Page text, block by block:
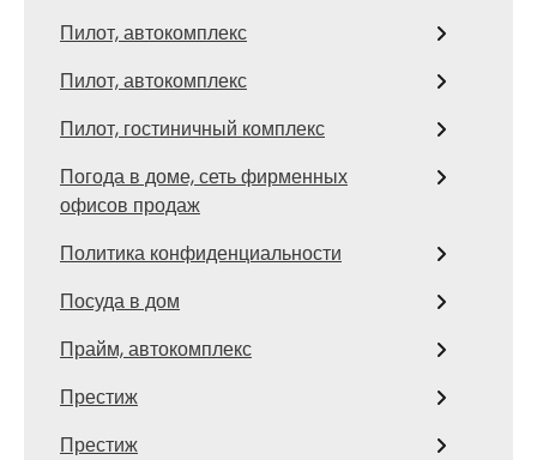
Пилот, автокомплекс
Пилот, автокомплекс
Пилот, гостиничный комплекс
Погода в доме, сеть фирменных
офисов продаж
Политика конфиденциальности
Посуда в дом
Прайм, автокомплекс
Престиж
Престиж